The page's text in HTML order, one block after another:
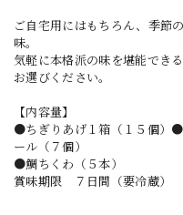
ご自宅用にはもちろん、季節
味。
気軽に本格派の味を堪能でき
お選びください。
【内容量】
●ちぎりあげ１箱（１５個）
ール（７個）
●鯛ちくわ（５本）
賞味期限 ７日間（要冷蔵）